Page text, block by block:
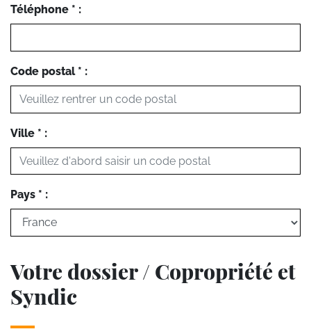
Téléphone * :
Code postal * :
Ville * :
Pays * :
Votre dossier / Copropriété et
Syndic